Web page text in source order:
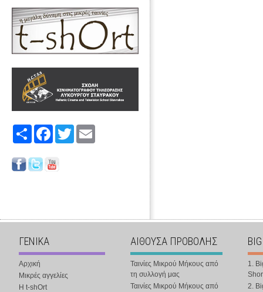
Share FacebookTwitter
ΓΕΝΙΚΑ
Αρχική
Μικρές αγγελίες
Η t-shOrt
ΑΙΘΟΥΣΑ ΠΡΟΒΟΛΗΣ
Ταινίες Μικρού Μήκους από
τη συλλογή μας
Ταινίες Μικρού Μήκους από
1.
2.